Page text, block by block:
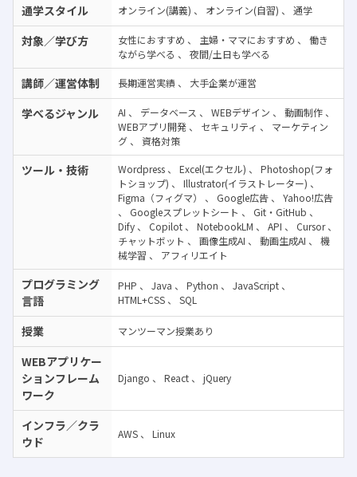
通学スタイル オンライン(講義) 、 オンライン(自習) 、 通学
対象／学び方 女性におすすめ 、 主婦・ママにおすすめ 、 働き
ながら学べる 、 夜間/土日も学べる
講師／運営体制 長期運営実績 、 大手企業が運営
学べるジャンル AI 、 データベース 、 WEBデザイン 、 動画制作 、
WEBアプリ開発 、 セキュリティ 、 マーケティン
グ 、 資格対策
ツール・技術 Wordpress 、 Excel(エクセル) 、 Photoshop(フォ
トショップ) 、 Illustrator(イラストレーター) 、
Figma（フィグマ）
、 Google広告 、 Yahoo!広告
、 Googleスプレットシート 、 Git・GitHub 、
Dify 、 Copilot 、 NotebookLM 、 API 、 Cursor、
チャットボット 、 画像生成AI 、 動画生成AI 、 機
械学習 、 アフィリエイト
プログラミング
言語
PHP 、 Java 、 Python 、 JavaScript 、
HTML+CSS 、 SQL
授業 マンツーマン授業あり
WEBアプリケー
ションフレーム
ワーク
Django 、 React 、 jQuery
インフラ／クラ
ウド
AWS 、 Linux